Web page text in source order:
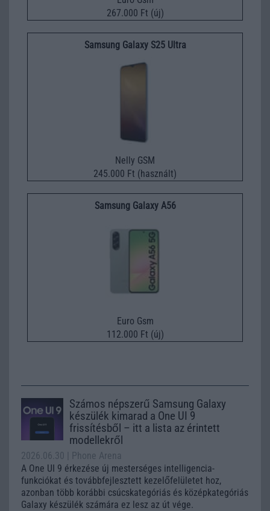
267.000 Ft (új)
Samsung Galaxy S25 Ultra
Nelly GSM
245.000 Ft (használt)
Samsung Galaxy A56
Euro Gsm
112.000 Ft (új)
Számos népszerű Samsung Galaxy
készülék kimarad a One UI 9
frissítésből – itt a lista az érintett
modellekről
2026.06.30
| Phone Arena
A One UI 9 érkezése új mesterséges intelligencia-
funkciókat és továbbfejlesztett kezelőfelületet hoz,
azonban több korábbi csúcskategóriás és középkategóriás
Galaxy készülék számára ez lesz az út vége.